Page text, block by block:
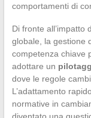
comportamenti di
Di fronte all’impatto
globale, la gestione
competenza chiave
adottare un
dove le regole
L’adattamento
normative in
diventato una